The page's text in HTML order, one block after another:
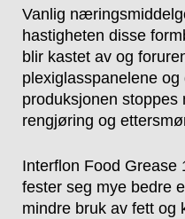
Vanlig
hastigheten disse
blir kastet av og
plexiglasspanelene
produksjonen
rengjøring og
Interflon Food
fester seg mye bedre
mindre bruk av fett og